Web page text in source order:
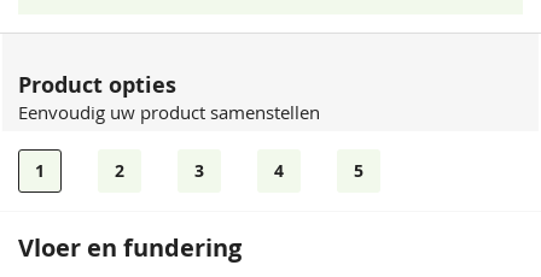
Product opties
Eenvoudig uw product samenstellen
1 2 3 4 5
Vloer en fundering